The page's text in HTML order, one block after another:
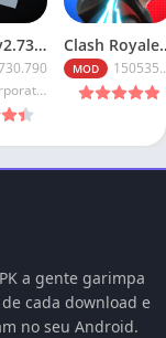
Roblox v2.730.790 Robux Infinitos (2026): Baixe o Mod Menu
Roblox Corporation
Clash Royale
MOD 150535020
a gente garimpa
cada download e
no seu Android.